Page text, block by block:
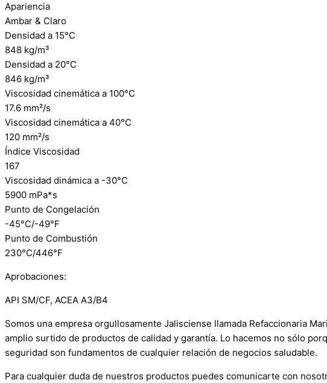
Apariencia
Ambar & Claro
Densidad a 15°C
848 kg/m³
Densidad a 20°C
846 kg/m³
Viscosidad cinemática a 100°C
17.6 mm²/s
Viscosidad cinemática a 40°C
120 mm²/s
Índice Viscosidad
167
Viscosidad dinámica a -30°C
5900 mPa*s
Punto de Congelación
-45°C/-49°F
Punto de Combustión
230°C/446°F
Aprobaciones:
API SM/CF, ACEA A3/B4
Somos una empresa orgullosamente Jalisciense llamada Refaccionaria
amplio surtido de productos de calidad y garantía. Lo hacemos no sólo
seguridad son fundamentos de cualquier relación de negocios saludable.
Para cualquier duda de nuestros productos puedes comunicarte con